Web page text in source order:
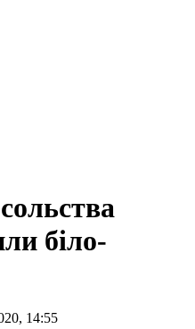
біло-
14:55